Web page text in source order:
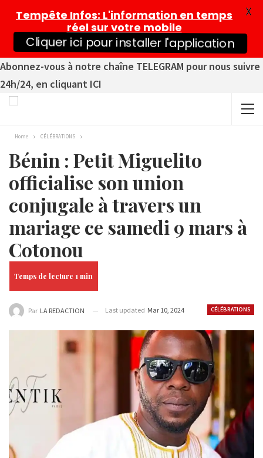
Abonnez-vous à notre chaîne TELEGRAM pour nous suivre
24h/24, en cliquant ICI
Home CÉLÉBRATIONS
Bénin : Petit Miguelito
officialise son union
conjugale à travers un
mariage ce samedi 9 mars à
Cotonou
CÉLÉBRATIONS
Par LA REDACTION Last updated Mar 10, 2024
Tempête Infos: L'information en temps
réel sur votre mobile
Cliquer ici pour installer l'application
X